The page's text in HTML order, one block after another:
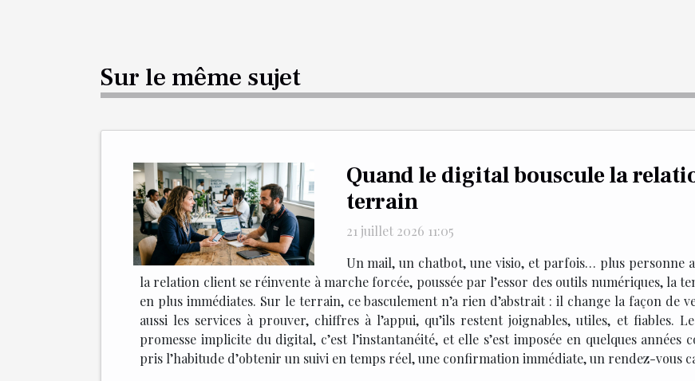
Sur le même sujet
Quand le digital bouscule la
terrain
21 juillet 2026 11:05
Un mail, un chatbot, une visio, et parfois… plus personne
la relation client se réinvente à marche forcée, poussée par l’essor des outils numériques, la
en plus immédiates. Sur le terrain, ce basculement n’a rien d’abstrait : il change la façon de
aussi les services à prouver, chiffres à l’appui, qu’ils restent joignables, utiles, et fiables.
promesse implicite du digital, c’est l’instantanéité, et elle s’est imposée en quelques
pris l’habitude d’obtenir un suivi en temps réel, une confirmation immédiate, un rendez-vous